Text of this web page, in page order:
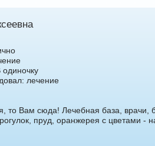
лечение
то Вам сюда! Лечебная база, врачи,
пруд, оранжерея с цветами -